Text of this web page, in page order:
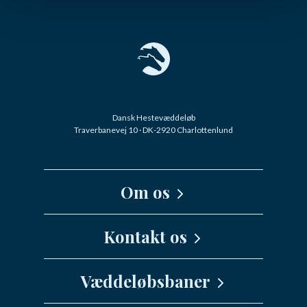
Dansk Hestevæddeløb
Traverbanevej 10 · DK-2920 Charlottenlund
Om os
Kontakt os
info@danskhv.dk
Væddeløbsbaner